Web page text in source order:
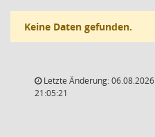
Keine Daten gefunden.
Letzte Änderung: 06.08.2026
21:05:21